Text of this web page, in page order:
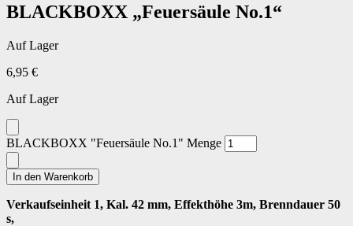
BLACKBOXX „Feuersäule No.1“
Auf Lager
6,95 €
Auf Lager
BLACKBOXX "Feuersäule No.1" Menge
In den Warenkorb
Verkaufseinheit 1, Kal. 42 mm, Effekthöhe 3m, Brenndauer 50
s,